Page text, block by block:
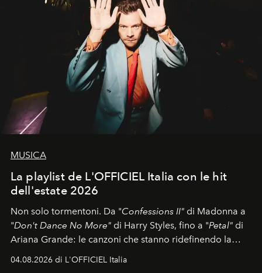
MUSICA
La playlist de L'OFFICIEL Italia con le hit
dell'estate 2026
Non solo tormentoni. Da "Confessions II" di Madonna a
"Don't Dance No More" di Harry Styles, fino a "Petal" di
Ariana Grande: le canzoni che stanno ridefinendo la
colonna sonora della stagione.
04.08.2026 di L'OFFICIEL Italia